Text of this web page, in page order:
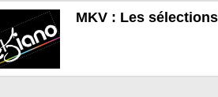
MKV : Les